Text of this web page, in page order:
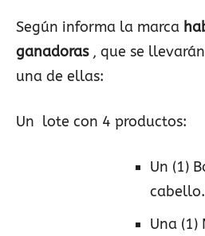
Según informa la marca
ganadoras, que se
una de ellas:
Un lote con 4 productos:
Un (1)
cabello.
Una (1)